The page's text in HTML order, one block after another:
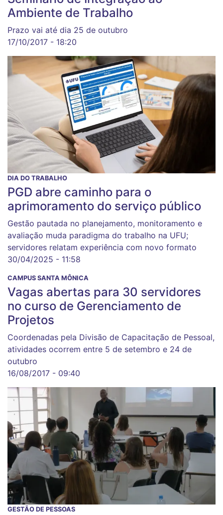
Ambiente de Trabalho
Prazo vai até dia 25 de outubro
17/10/2017 - 18:20
DIA DO TRABALHO
PGD abre caminho para o
aprimoramento do serviço público
Gestão pautada no planejamento, monitoramento e
avaliação muda paradigma do trabalho na UFU;
servidores relatam experiência com novo formato
30/04/2025 - 11:58
CAMPUS SANTA MÔNICA
Vagas abertas para 30 servidores
no curso de Gerenciamento de
Projetos
Coordenadas pela Divisão de Capacitação de Pessoal,
atividades ocorrem entre 5 de setembro e 24 de
outubro
16/08/2017 - 09:40
GESTÃO DE PESSOAS